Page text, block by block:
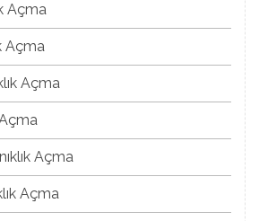
Açma
Açma
Açma
Açma
Açma